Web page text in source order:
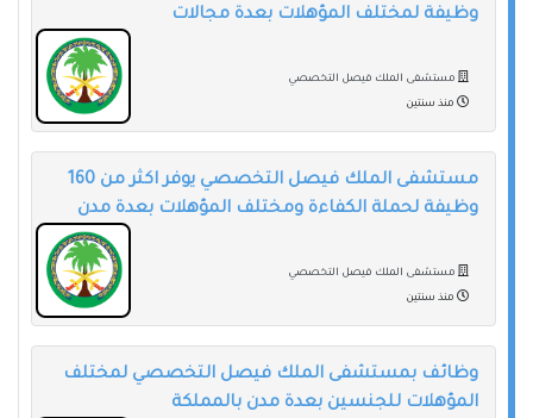
وظيفة لمختلف المؤهلات بعدة مجالات
مستشفى الملك فيصل التخصصي
منذ سنتين
مستشفى الملك فيصل التخصصي يوفر اكثر من 160
وظيفة لحملة الكفاءة ومختلف المؤهلات بعدة مدن
مستشفى الملك فيصل التخصصي
منذ سنتين
وظائف بمستشفى الملك فيصل التخصصي لمختلف
المؤهلات للجنسين بعدة مدن بالمملكة